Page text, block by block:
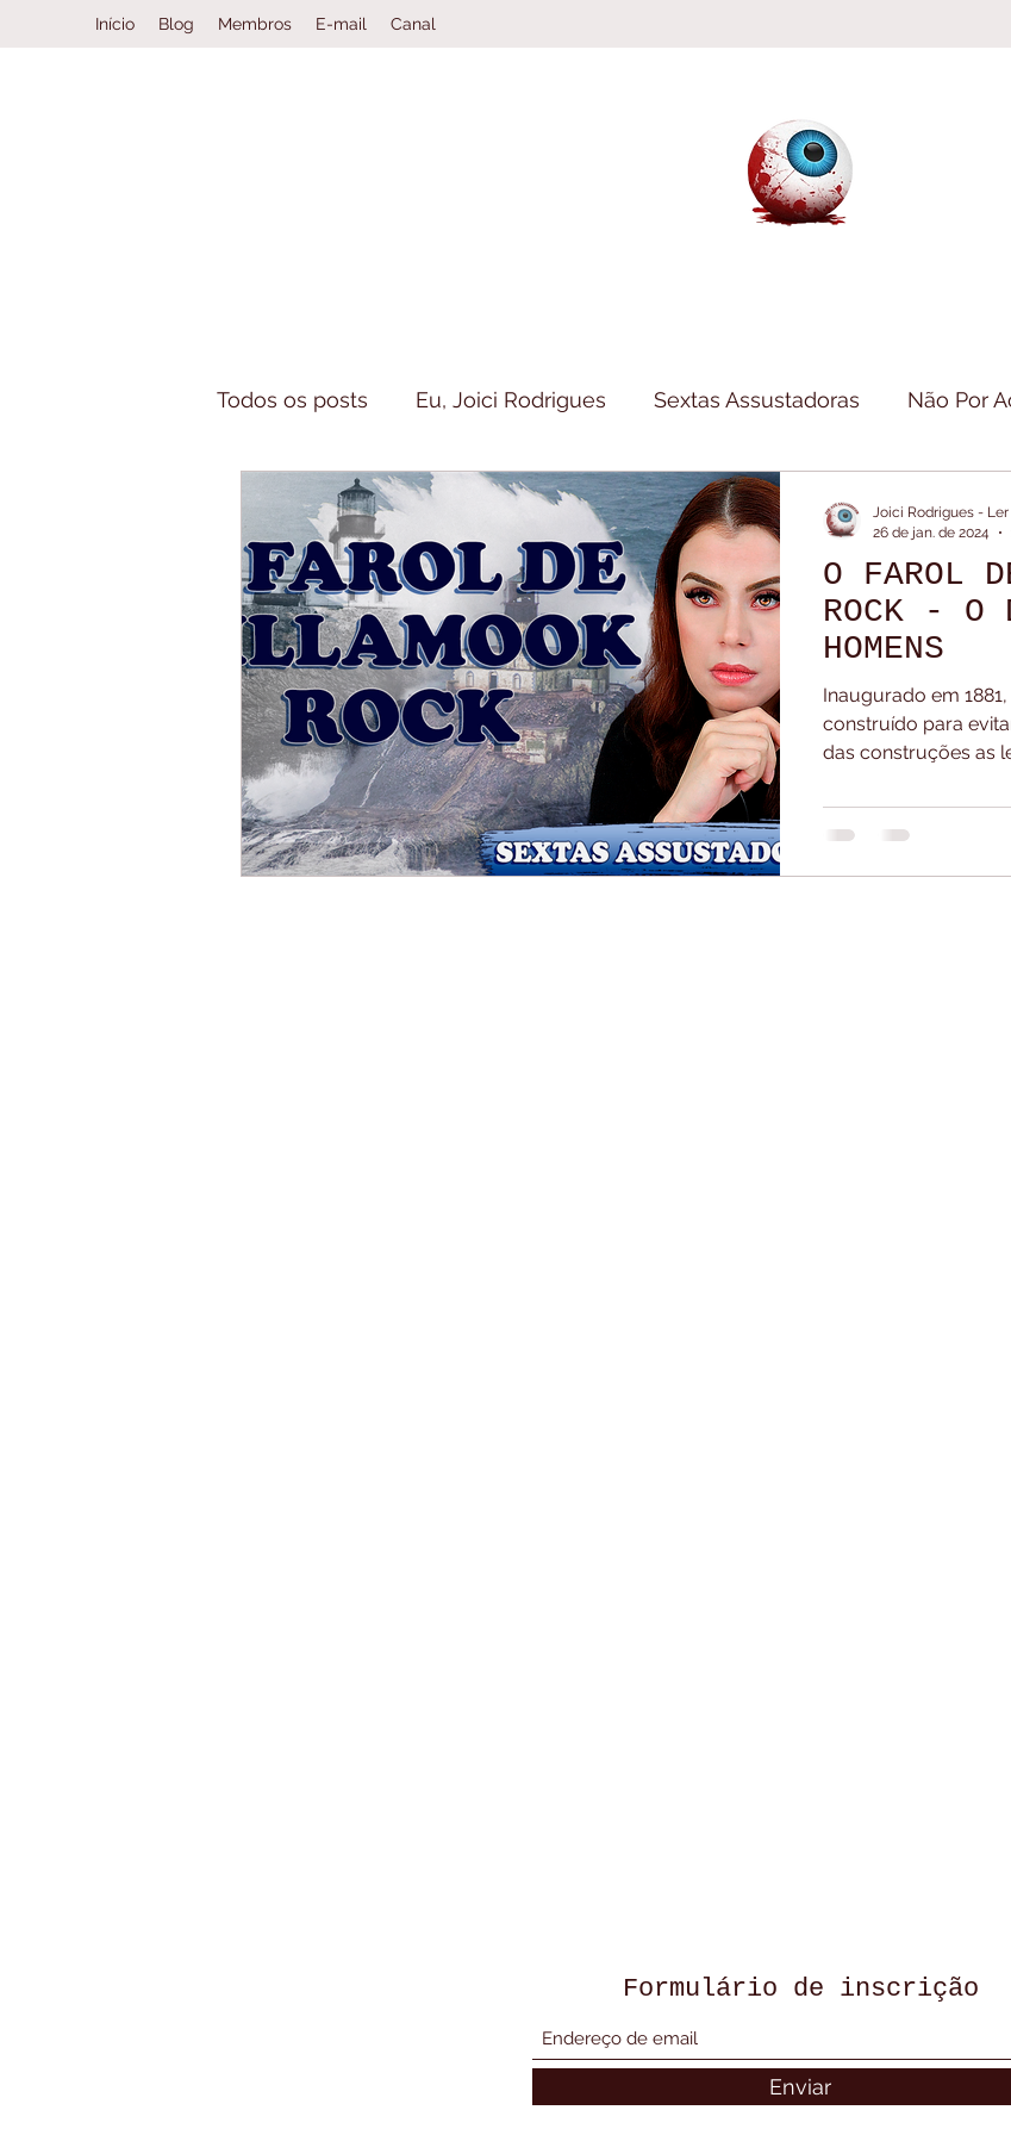
Início Blog Membros E-mail Canal
Todos os posts Eu, Joici Rodrigues Sextas Assustadoras Não Por
Casos Especiais Book Haul Clube da Leitura
Itens do Canal Joici Responde Live para membros Lives
Reflexões Resenhas Tour Pela Estante Vlogs
O FAROL
ROCK - O
HOMENS
Inaugurado em
construído para
das construções as
Joici Rodrigues -
26 de jan. de 2024
Formulário de inscrição
Enviar